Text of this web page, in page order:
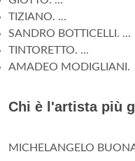
TIZIANO. ...
SANDRO BOTTICELLI. ...
TINTORETTO. ...
AMADEO MODIGLIANI.
Chi è l'artista più
MICHELANGELO